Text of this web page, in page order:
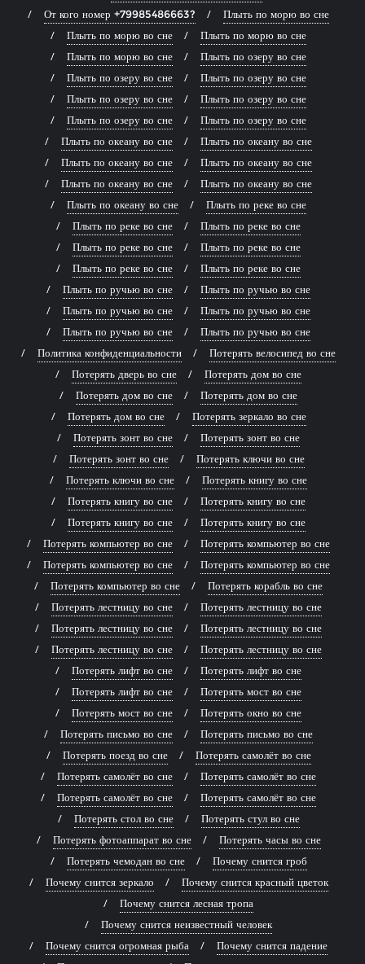
От кого номер +79985486663?
Плыть по морю во сне
Плыть по морю во сне
Плыть по морю во сне
Плыть по морю во сне
Плыть по озеру во сне
Плыть по озеру во сне
Плыть по озеру во сне
Плыть по озеру во сне
Плыть по озеру во сне
Плыть по озеру во сне
Плыть по озеру во сне
Плыть по океану во сне
Плыть по океану во сне
Плыть по океану во сне
Плыть по океану во сне
Плыть по океану во сне
Плыть по океану во сне
Плыть по океану во сне
Плыть по реке во сне
Плыть по реке во сне
Плыть по реке во сне
Плыть по реке во сне
Плыть по реке во сне
Плыть по реке во сне
Плыть по реке во сне
Плыть по ручью во сне
Плыть по ручью во сне
Плыть по ручью во сне
Плыть по ручью во сне
Плыть по ручью во сне
Плыть по ручью во сне
Политика конфиденциальности
Потерять велосипед во сне
Потерять дверь во сне
Потерять дом во сне
Потерять дом во сне
Потерять дом во сне
Потерять дом во сне
Потерять зеркало во сне
Потерять зонт во сне
Потерять зонт во сне
Потерять зонт во сне
Потерять ключи во сне
Потерять ключи во сне
Потерять книгу во сне
Потерять книгу во сне
Потерять книгу во сне
Потерять книгу во сне
Потерять книгу во сне
Потерять компьютер во сне
Потерять компьютер во сне
Потерять компьютер во сне
Потерять компьютер во сне
Потерять компьютер во сне
Потерять корабль во сне
Потерять лестницу во сне
Потерять лестницу во сне
Потерять лестницу во сне
Потерять лестницу во сне
Потерять лестницу во сне
Потерять лестницу во сне
Потерять лифт во сне
Потерять лифт во сне
Потерять лифт во сне
Потерять мост во сне
Потерять мост во сне
Потерять окно во сне
Потерять письмо во сне
Потерять письмо во сне
Потерять поезд во сне
Потерять самолёт во сне
Потерять самолёт во сне
Потерять самолёт во сне
Потерять самолёт во сне
Потерять самолёт во сне
Потерять стол во сне
Потерять стул во сне
Потерять фотоаппарат во сне
Потерять часы во сне
Потерять чемодан во сне
Почему снится гроб
Почему снится зеркало
Почему снится красный цветок
Почему снится лесная тропа
Почему снится неизвестный человек
Почему снится огромная рыба
Почему снится падение